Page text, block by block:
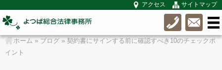
アクセス サイトマップ
ホーム » ブログ» 契約書にサインする前に確認すべき10のチェックポ
イント